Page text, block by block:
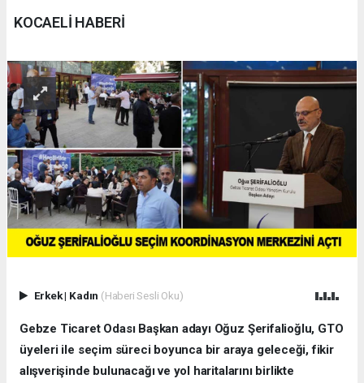
KOCAELİ HABERİ
Erkek| Kadın (Haberi Sesli Oku)
Gebze Ticaret Odası Başkan adayı Oğuz Şerifalioğlu, GTO
üyeleri ile seçim süreci boyunca bir araya geleceği, fikir
alışverişinde bulunacağı ve yol haritalarını birlikte